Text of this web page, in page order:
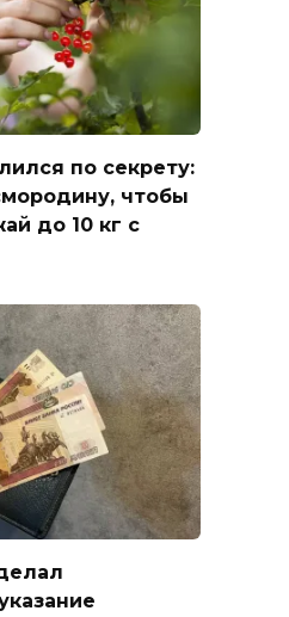
по секрету:
чтобы
до 10 кг с